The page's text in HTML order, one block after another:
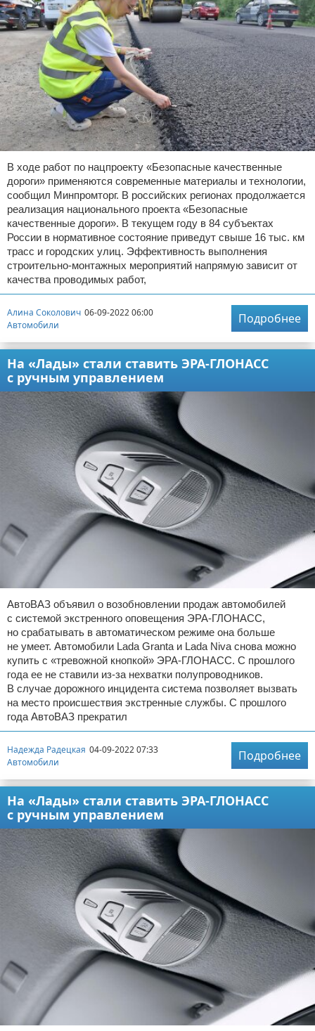
В ходе работ по нацпроекту «Безопасные качественные
дороги» применяются современные материалы и технологии,
сообщил Минпромторг. В российских регионах продолжается
реализация национального проекта «Безопасные
качественные дороги». В текущем году в 84 субъектах
России в нормативное состояние приведут свыше 16 тыс. км
трасс и городских улиц. Эффективность выполнения
строительно-монтажных мероприятий напрямую зависит от
качества проводимых работ,
Алина Соколович 06-09-2022 06:00
Автомобили
Подробнее
На «Лады» стали ставить ЭРА-ГЛОНАСС
с ручным управлением
АвтоВАЗ объявил о возобновлении продаж автомобилей
с системой экстренного оповещения ЭРА-ГЛОНАСС,
но срабатывать в автоматическом режиме она больше
не умеет. Автомобили Lada Granta и Lada Niva снова можно
купить с «тревожной кнопкой» ЭРА-ГЛОНАСС. С прошлого
года ее не ставили из-за нехватки полупроводников.
В случае дорожного инцидента система позволяет вызвать
на место происшествия экстренные службы. С прошлого
года АвтоВАЗ прекратил
Надежда Радецкая 04-09-2022 07:33
Автомобили
Подробнее
На «Лады» стали ставить ЭРА-ГЛОНАСС
с ручным управлением